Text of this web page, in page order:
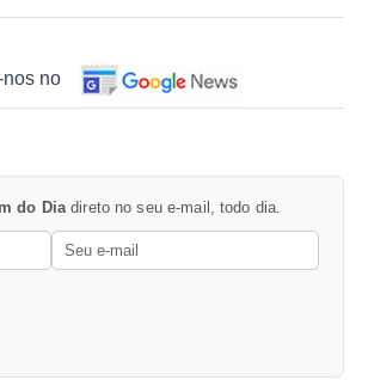
no
do Diadireto no seu e-mail, todo dia.